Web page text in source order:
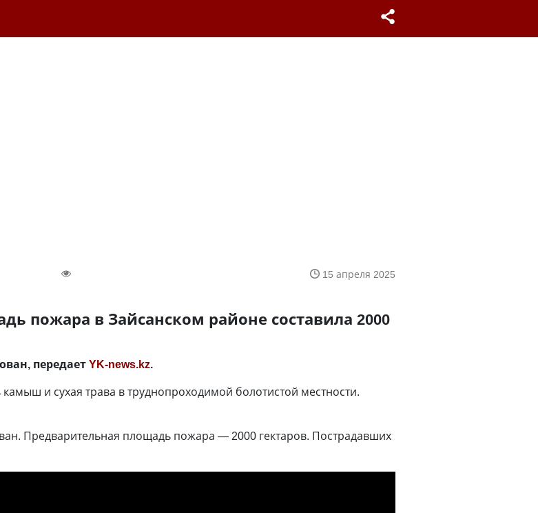
15 апреля 2025
пожара в Зайсанском районе составила 2000
передаетYK-news.kz.
и сухая трава в труднопроходимой болотистой местности.
Предварительная площадь пожара — 2000 гектаров. Пострадавших